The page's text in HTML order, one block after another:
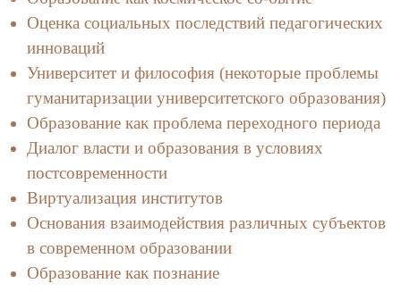
Оценка социальных последствий педагогических
инноваций
Университет и философия (некоторые проблемы
гуманитаризации университетского образования)
Образование как проблема переходного периода
Диалог власти и образования в условиях
постсовременности
Виртуализация институтов
Основания взаимодействия различных субъектов
в современном образовании
Образование как познание